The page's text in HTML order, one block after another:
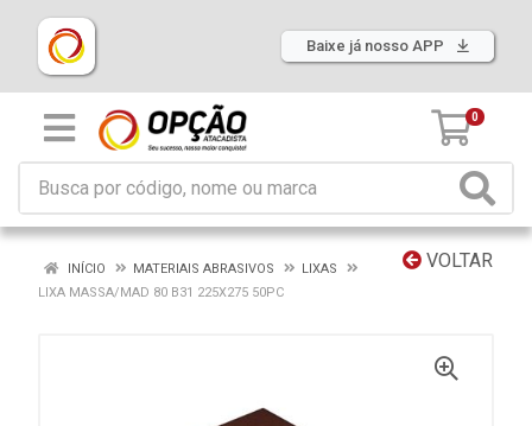
Baixe já nosso APP
0
VOLTAR
INÍCIO MATERIAIS ABRASIVOS
LIXAS
LIXA MASSA/MAD 80 B31 225X275 50PC